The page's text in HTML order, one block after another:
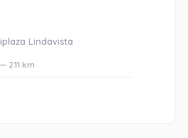
Lindavista
— 2.11 km